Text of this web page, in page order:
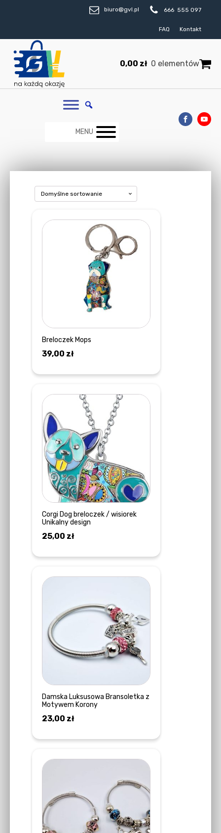
biuro@gvl.pl 666 555 097
FAQ Kontakt
0,00 zł 0 elementów
MENU
Breloczek Mops
39,00 zł
Corgi Dog breloczek / wisiorek
Unikalny design
25,00 zł
Damska Luksusowa Bransoletka z
Motywem Korony
23,00 zł
Ten
wiele
wariantów.
Opcje